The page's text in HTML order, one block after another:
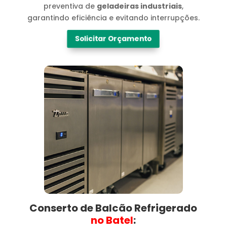
preventiva de geladeiras industriais,
garantindo eficiência e evitando interrupções.
Solicitar Orçamento
Conserto de Balcão Refrigerado
no Batel​: